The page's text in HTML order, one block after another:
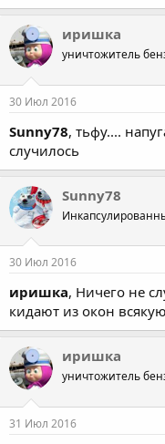
иришка
уничтожитель
30 Июл 2016
Sunny78, тьфу....
случилось
Sunny78
30 Июл 2016
иришка, Ничего не
кидают из окон
иришка
уничтожитель
31 Июл 2016